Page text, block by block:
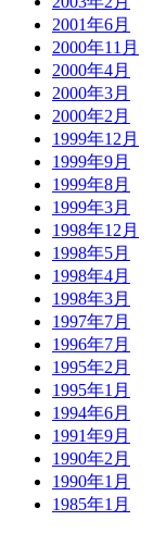
2001年6月
2000年11月
2000年4月
2000年3月
2000年2月
1999年12月
1999年9月
1999年8月
1999年3月
1998年12月
1998年5月
1998年4月
1998年3月
1997年7月
1996年7月
1995年2月
1995年1月
1994年6月
1991年9月
1990年2月
1990年1月
1985年1月